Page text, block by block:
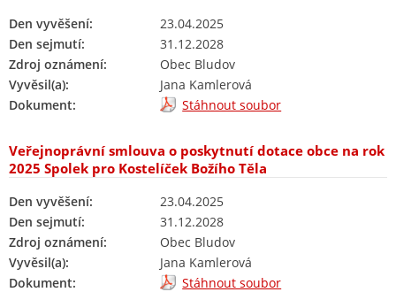
Den vyvěšení:
23.04.2025
Den sejmutí:
31.12.2028
Zdroj oznámení:
Obec Bludov
Vyvěsil(a):
Jana Kamlerová
Dokument:
Stáhnout soubor
Veřejnoprávní smlouva o poskytnutí dotace obce na rok
2025 Spolek pro Kostelíček Božího Těla
Den vyvěšení:
23.04.2025
Den sejmutí:
31.12.2028
Zdroj oznámení:
Obec Bludov
Vyvěsil(a):
Jana Kamlerová
Dokument:
Stáhnout soubor